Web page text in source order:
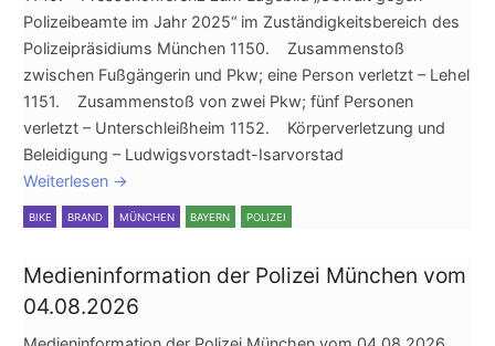
Polizeibeamte im Jahr 2025“ im Zuständigkeitsbereich des
Polizeipräsidiums München 1150. Zusammenstoß
zwischen Fußgängerin und Pkw; eine Person verletzt – Lehel
1151. Zusammenstoß von zwei Pkw; fünf Personen
verletzt – Unterschleißheim 1152. Körperverletzung und
Beleidigung – Ludwigsvorstadt-Isarvorstad
Weiterlesen →
BIKE BRAND MÜNCHEN BAYERN POLIZEI
Medieninformation der Polizei München vom
04.08.2026